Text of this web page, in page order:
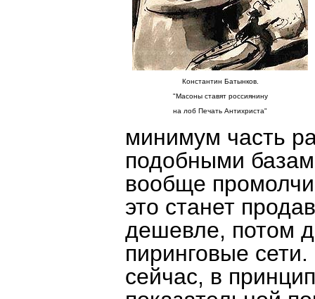
Константин Батынков.
"Масоны ставят россиянину
на лоб Печать Антихриста"
минимум часть
подобными
вообще
это станет
дешевле, потом
пиринговые
сейчас, в